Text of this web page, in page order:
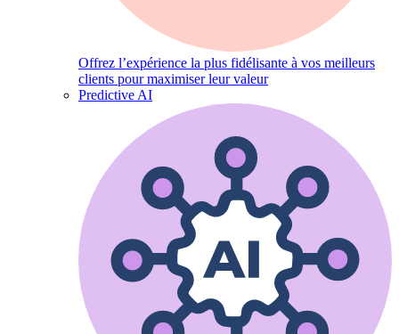
Offrez l’expérience la plus fidélisante à vos meilleurs
clients pour maximiser leur valeur
Predictive AI